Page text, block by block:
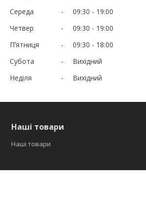
Середа
09:30
19:00
Четвер
09:30
19:00
Пʼятниця
09:30
18:00
Субота
Вихідний
Неділя
Вихідний
Наші товари
Наші товари